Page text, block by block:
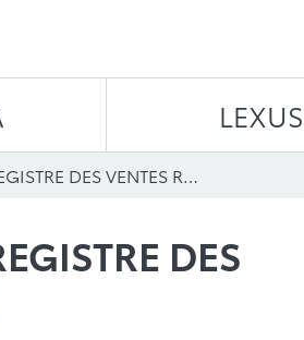
LEXUS
TOYOTA CANADA INC. ENREGISTRE DES VENTES RECORDS EN JUIN
DES